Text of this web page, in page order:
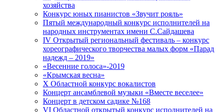
хозяйства
Конкурс юных пианистов «Звучит рояль»
Пятый международный конкурс исполнителей на
народных инструментах имени С.Сайдашева
IV Открытый региональный фестиваль – конкурс
хореографического творчества малых форм «Парад
надежд – 2019»
«Весенние голоса»-2019
«Крымская весна»
X Областной конкурс вокалистов
Концерт ансамблевой музыки «Вместе веселее»
Концерт в детском садике №168
VI Областной открытый конкурс исполнителей на